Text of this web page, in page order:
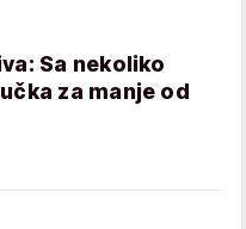
Sa nekoliko
za manje od